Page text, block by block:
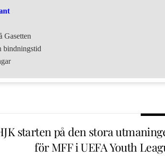
Gasetten
bindningstid
starten på den stora
för MFF i UEFA Youth